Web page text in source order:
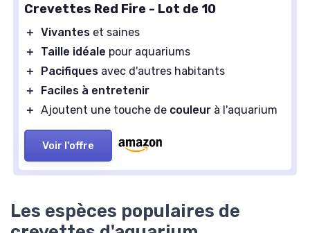
Crevettes Red Fire - Lot de 10
＋ Vivantes et saines
＋
Taille idéale pour aquariums
＋
Pacifiques avec d'autres habitants
＋
Faciles à entretenir
＋ Ajoutent une touche de couleur à l'aquarium
Voir l'offre
Les espèces populaires de